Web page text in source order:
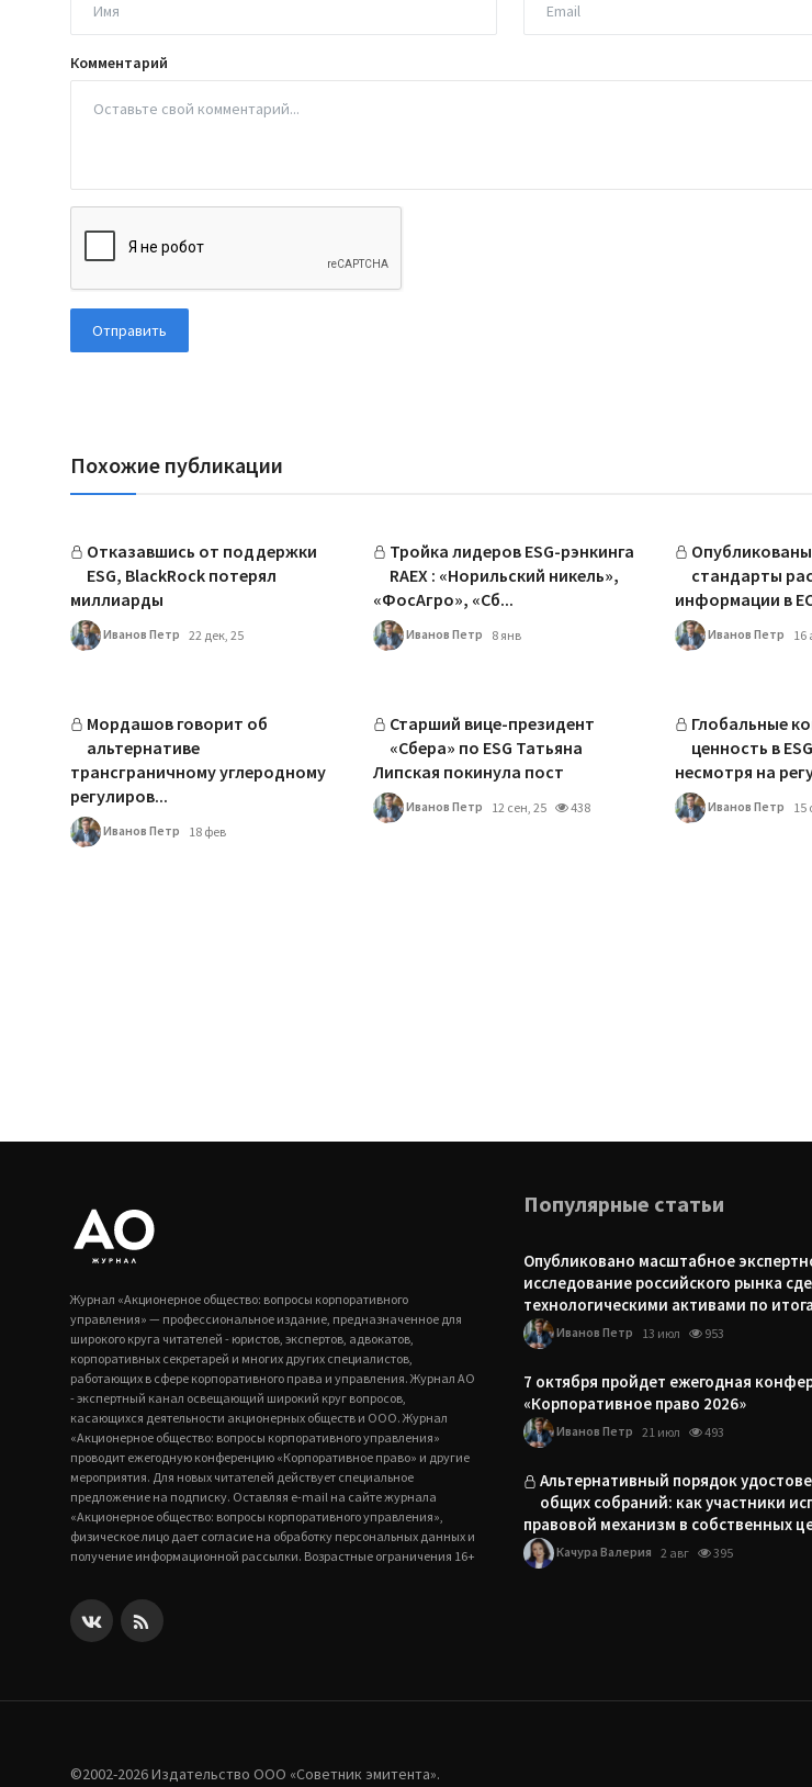
Комментарий
Отправить
Похожие публикации
Отказавшись от поддержки
ESG, BlackRock потерял
миллиарды
Иванов Петр 22 дек, 25
Тройка лидеров ESG-рэнкинга
RAEX : «Норильский никель»,
«ФосАгро», «Сб...
Иванов Петр 8 янв
стандарты
информации в
Иванов Петр 16
Мордашов говорит об
альтернативе
трансграничному углеродному
регулиров...
Иванов Петр 18 фев
Старший вице-президент
«Сбера» по ESG Татьяна
Липская покинула пост
Иванов Петр 12 сен, 25 438
Глобальные
ценность в
несмотря на
Иванов Петр 15
Журнал «Акционерное общество: вопросы корпоративного
управления» — профессиональное издание, предназначенное для
широкого круга читателей - юристов, экспертов, адвокатов,
корпоративных секретарей и многих других специалистов,
работающих в сфере корпоративного права и управления. Журнал АО
- экспертный канал освещающий широкий круг вопросов,
касающихся деятельности акционерных обществ и ООО. Журнал
«Акционерное общество: вопросы корпоративного управления»
проводит ежегодную конференцию «Корпоративное право» и другие
мероприятия. Для новых читателей действует специальное
предложение на подписку. Оставляя e-mail на сайте журнала
«Акционерное общество: вопросы корпоративного управления»,
физическое лицо дает согласие на обработку персональных данных и
получение информационной рассылки. Возрастные ограничения 16+
Популярные статьи
Опубликовано масштабное
исследование российского рынка
технологическими активами по
Иванов Петр 13 июл 953
7 октября пройдет ежегодная
«Корпоративное право 2026»
Иванов Петр 21 июл 493
Альтернативный порядок
общих собраний: как участники
правовой механизм в собственных
Качура Валерия 2 авг 395
©2002-2026 Издательство ООО «‎Советник эмитента».